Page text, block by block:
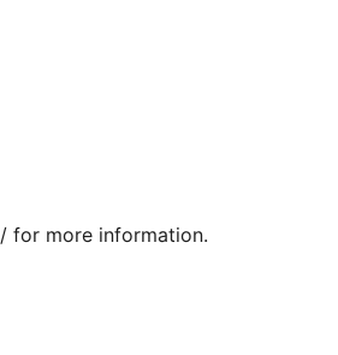
for more information.